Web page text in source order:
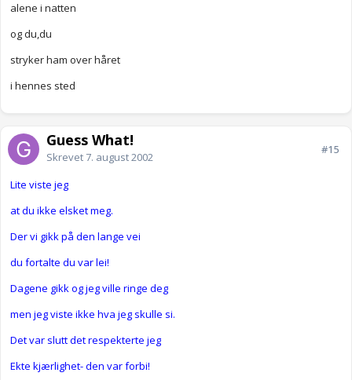
alene i natten
og du,du
stryker ham over håret
i hennes sted
Guess What!
Skrevet7. august 2002
#15
Lite viste jeg
at du ikke elsket meg.
Der vi gikk på den lange vei
du fortalte du var lei!
Dagene gikk og jeg ville ringe deg
men jeg viste ikke hva jeg skulle si.
Det var slutt det respekterte jeg
Ekte kjærlighet- den var forbi!